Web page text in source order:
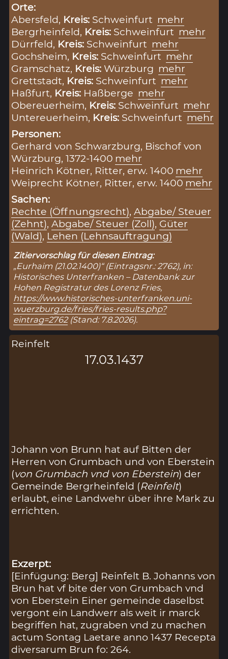
Orte:
Abersfeld, Kreis: Schweinfurt mehr
Bergrheinfeld, Kreis: Schweinfurt mehr
Dürrfeld, Kreis: Schweinfurt mehr
Gochsheim, Kreis: Schweinfurt mehr
Gramschatz, Kreis:Würzburg mehr
Grettstadt, Kreis: Schweinfurt mehr
Haßfurt, Kreis: Haßberge mehr
Obereuerheim, Kreis: Schweinfurt mehr
Untereuerheim, Kreis: Schweinfurt mehr
Personen:
Gerhard von Schwarzburg, Bischof von
Würzburg, 1372-1400 mehr
Heinrich Kötner, Ritter, erw. 1400 mehr
Weiprecht Kötner, Ritter, erw. 1400 mehr
Sachen:
Rechte (Öffnungsrecht),Abgabe/ Steuer
(Zehnt),Abgabe/ Steuer (Zoll), Güter
(Wald), Lehen (Lehnsauftragung)
Zitiervorschlag für diesen Eintrag:
„Eurhaim (21.02.1400)“ (Eintragsnr.: 2762), in:
Historisches Unterfranken – Datenbank zur
Hohen Registratur des Lorenz Fries,
https://www.historisches-unterfranken.uni-
wuerzburg.de/fries/fries-results.php?
eintrag=2762(Stand: 7.8.2026).
Reinfelt
17.03.1437
Johann von Brunn hat auf Bitten der
Herren von Grumbach und von Eberstein
(von Grumbach vnd von Eberstein) der
Gemeinde Bergrheinfeld (Reinfelt)
erlaubt, eine Landwehr über ihre Mark zu
errichten.
Exzerpt:
[Einfügung: Berg] Reinfelt B. Johanns von
Brun hat vf bite der von Grumbach vnd
von Eberstein Einer gemeinde daselbst
vergont ein Landwerr als weit ir marck
begriffen hat, zugraben vnd zu machen
actum Sontag Laetare anno 1437 Recepta
diversarum Brun fo: 264.